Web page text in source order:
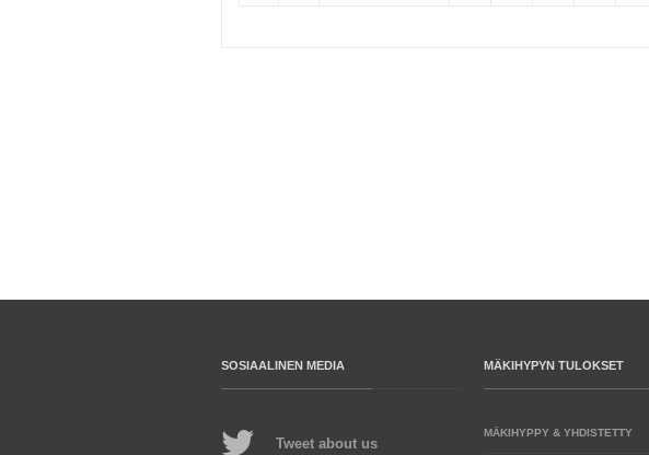
SOSIAALINEN MEDIA
Tweet about us
MÄKIHYPYN TULOKSET
MÄKIHYPPY & YHDISTETTY